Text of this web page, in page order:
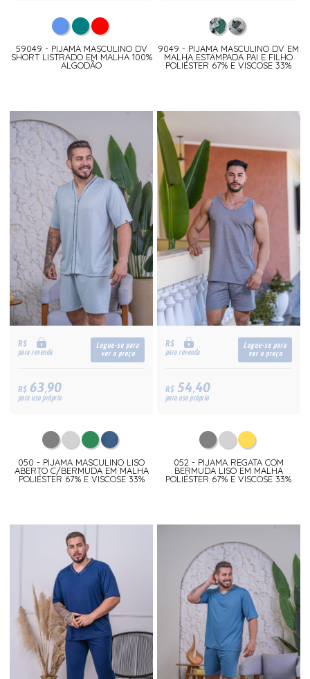
59049 - PIJAMA MASCULINO DV
SHORT LISTRADO EM MALHA 100%
ALGODÃO
9049 - PIJAMA MASCULINO DV EM
MALHA ESTAMPADA PAI E FILHO
POLIÉSTER 67% E VISCOSE 33%
R$
para revenda
Logue-se para
ver o preço
R$63,90
para uso próprio
050 - PIJAMA MASCULINO LISO
ABERTO C/BERMUDA EM MALHA
POLIÉSTER 67% E VISCOSE 33%
R$
para revenda
Logue-se para
ver o preço
R$54,40
para uso próprio
052 - PIJAMA REGATA COM
BERMUDA LISO EM MALHA
POLIÉSTER 67% E VISCOSE 33%